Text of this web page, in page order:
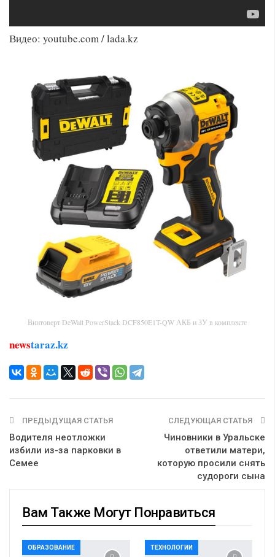
Видео: youtube.com / lada.kz
Винтоверт DeWalt PowerStack DCF850E1T-QW АКБ и ЗУ в комплекте
newstaraz.kz
ПРЕДЫДУЩАЯ СТАТЬЯ
Водителя неотложки
избили из-за парковки в
Семее
СЛЕДУЮЩАЯ СТАТЬЯ
Чиновники в Уральске
ответили матери,
которую просили снять
судороги сына
Вам Также Могут Понравиться
ОБРАЗОВАНИЕ ТЕХНОЛОГИИ